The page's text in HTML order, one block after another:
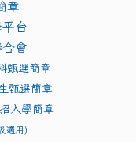
章link to http://
link to http://
台
會
甄選簡章
甄選簡章
入學簡章
適用)